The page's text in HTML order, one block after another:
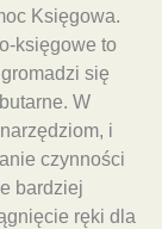
Księgowa.
księgowe to
się
W
i
czynności
bardziej
ręki dla